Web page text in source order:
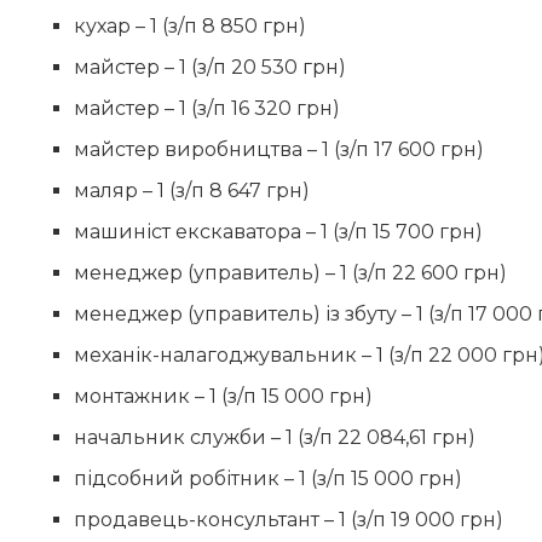
кухар – 1 (з/п 8 850 грн)
майстер – 1 (з/п 20 530 грн)
майстер – 1 (з/п 16 320 грн)
майстер виробництва – 1 (з/п 17 600 грн)
маляр – 1 (з/п 8 647 грн)
машиніст екскаватора – 1 (з/п 15 700 грн)
менеджер (управитель) – 1 (з/п 22 600 грн)
менеджер (управитель) із збуту – 1 (з/п 17 000
механік-налагоджувальник – 1 (з/п 22 000 грн)
монтажник – 1 (з/п 15 000 грн)
начальник служби – 1 (з/п 22 084,61 грн)
підсобний робітник – 1 (з/п 15 000 грн)
продавець-консультант – 1 (з/п 19 000 грн)